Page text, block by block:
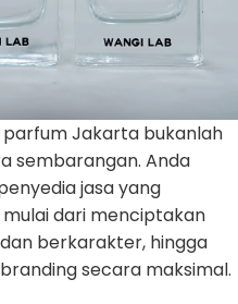
Jakarta bukanlah
sembarangan. Anda
jasa yang
dari menciptakan
berkarakter, hingga
secara maksimal.